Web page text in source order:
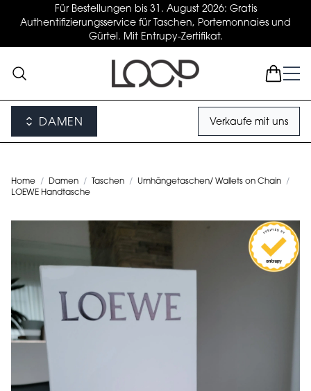
Für Bestellungen bis 31. August 2026: Gratis
Authentifizierungsservice für Taschen, Portemonnaies und
Gürtel. Mit Entrupy-Zertifikat.
DAMEN Verkaufe mit uns
Home / Damen / Taschen / Umhängetaschen/ Wallets on Chain
/
LOEWE Handtasche